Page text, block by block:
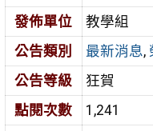
發佈單位
教學組
公告類別
最新消息,
公告等級
狂賀
點閱次數
1,241